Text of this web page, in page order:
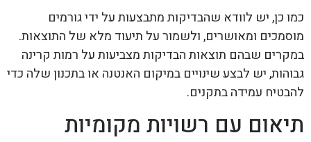
כמו כן, יש לוודא שהבדיקות מתבצעות על ידי גורמים
מוסמכים ומאושרים, ולשמור על תיעוד מלא של התוצאות.
במקרים שבהם תוצאות הבדיקות מצביעות על רמות קרינה
גבוהות, יש לבצע שינויים במיקום האנטנה או בתכנון שלה כדי
להבטיח עמידה בתקנים.
תיאום עם רשויות מקומיות